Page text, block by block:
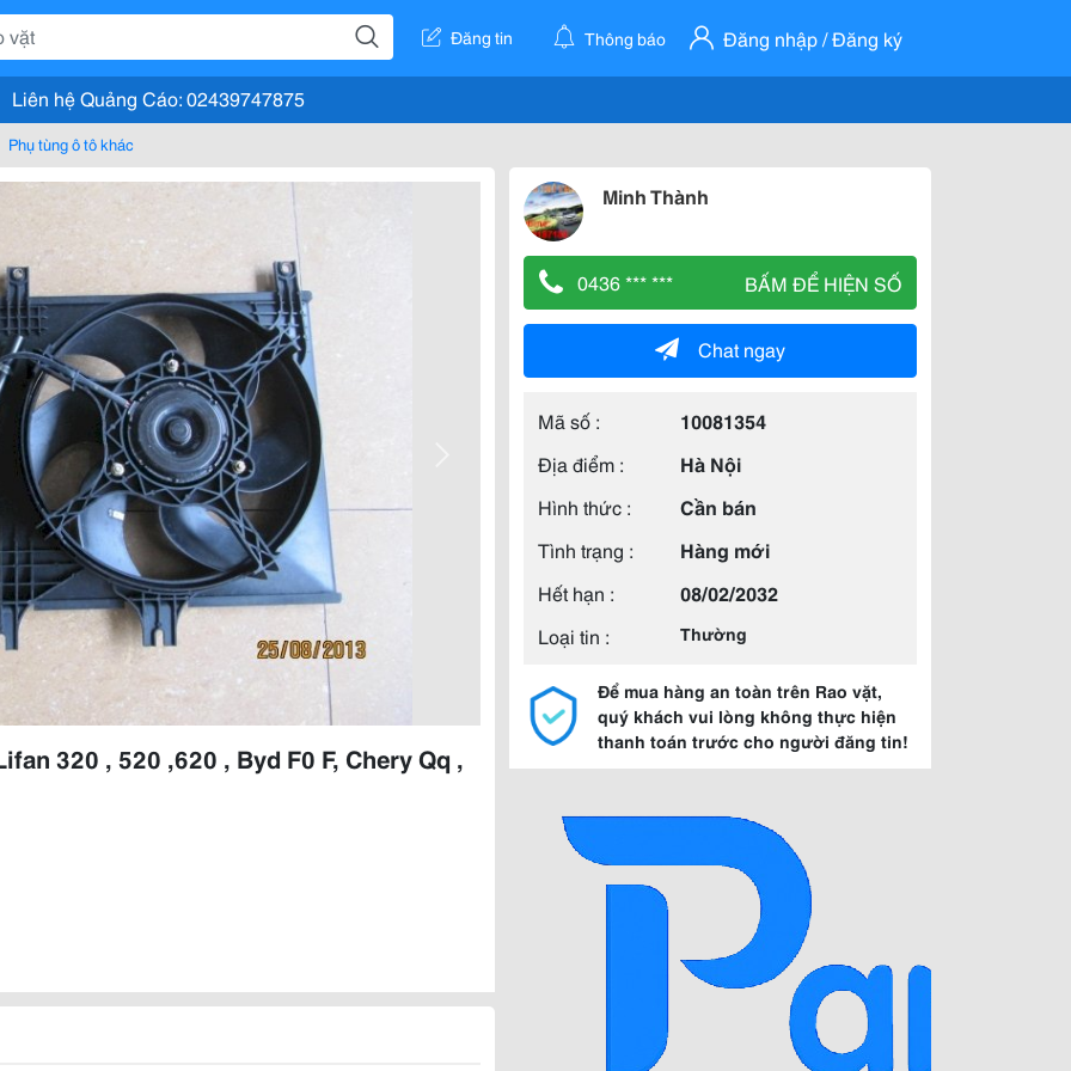
Đăng tin Thông báo Đăng nhập / Đăng ký
Liên hệ Quảng Cáo: 02439747875
Phụ tùng ô tô khác
320 , 520 ,620 , Byd F0 F, Chery Qq ,
Minh Thành
0436 *** *** BẤM ĐỂ HIỆN SỐ
Chat ngay
Mã số :
10081354
Địa điểm :
Hà Nội
Hình thức :
Cần bán
Tình trạng :
Hàng mới
Hết hạn :
08/02/2032
Loại tin :
Thường
Để mua hàng an toàn trên Rao vặt,
quý khách vui lòng không thực hiện
thanh toán trước cho người đăng tin!